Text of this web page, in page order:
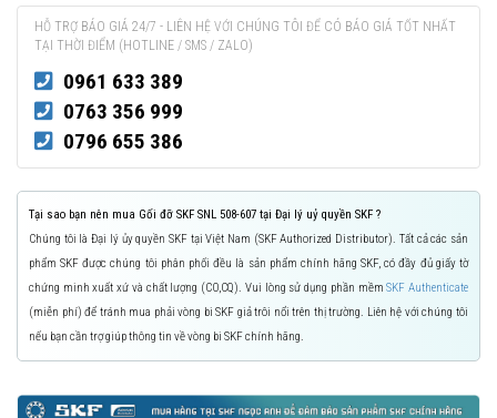
HỖ TRỢ BÁO GIÁ 24/7 - LIÊN HỆ VỚI CHÚNG TÔI ĐỂ CÓ BÁO GIÁ TỐT NHẤT
TẠI THỜI ĐIỂM (HOTLINE / SMS / ZALO)
0961 633 389
0763 356 999
0796 655 386
Tại sao bạn nên mua Gối đỡ SKF SNL 508-607 tại Đại lý uỷ quyền SKF ?
Chúng tôi là Đại lý ủy quyền SKF tại Việt Nam (SKF Authorized Distributor). Tất cả các sản
phẩm SKF được chúng tôi phân phối đều là sản phẩm chính hãng SKF, có đầy đủ giấy tờ
chứng minh xuất xứ và chất lượng (CO,CQ). Vui lòng sử dụng phần mềmSKF Authenticate
(miễn phí) để tránh mua phải vòng bi SKF giả trôi nổi trên thị trường. Liên hệ với chúng tôi
nếu bạn cần trợ giúp thông tin về vòng bi SKF chính hãng.